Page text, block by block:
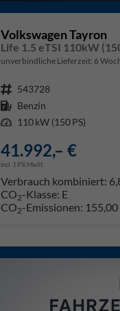
Volkswagen Tayron
Life 1.5 eTSI 110kW
unverbindliche Lieferzeit: 6
Fahrzeugnr. 543728
Kraftstoff Benzin
Leistung 110 kW (150 PS)
41.992,– €
incl. 19% MwSt.
Verbrauch kombiniert:
CO2-Klasse: E
CO2-Emissionen: